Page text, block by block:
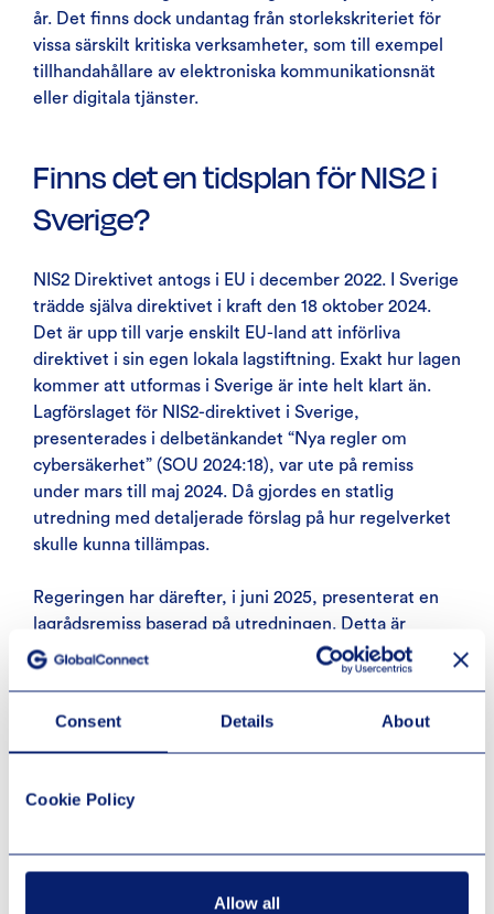
Consent Details About
Cookie Policy
Allow all
år. Det finns dock undantag från storlekskriteriet för
vissa särskilt kritiska verksamheter, som till exempel
tillhandahållare av elektroniska kommunikationsnät
eller digitala tjänster.
Finns det en tidsplan för NIS2 i
Sverige?
NIS2 Direktivet antogs i EU i december 2022. I Sverige
trädde själva direktivet i kraft den 18 oktober 2024.
Det är upp till varje enskilt EU-land att införliva
direktivet i sin egen lokala lagstiftning. Exakt hur lagen
kommer att utformas i Sverige är inte helt klart än.
Lagförslaget för NIS2-direktivet i Sverige,
presenterades i delbetänkandet “Nya regler om
cybersäkerhet” (SOU 2024:18), var ute på remiss
under mars till maj 2024. Då gjordes en statlig
utredning med detaljerade förslag på hur regelverket
skulle kunna tillämpas.
Regeringen har därefter, i juni 2025, presenterat en
lagrådsremiss baserad på utredningen. Detta är
ytterligare ett steg i lagstiftningsprocessen innan det
slutgiltiga lagförslaget presenteras för riksdagen
NIS2-direktivet väntas införas i svensk lag och träda i
kraft den 15 januari 2026.
organisation inte följer NIS2?